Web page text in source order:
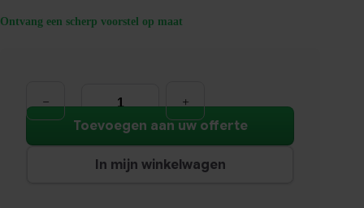
Ontvang een scherp voorstel op maat
240x120cm
|
aantal
Toevoegen aan uw offerte
In mijn winkelwagen